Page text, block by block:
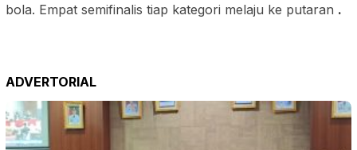
bola. Empat semifinalis tiap kategori melaju ke putaran .
ADVERTORIAL